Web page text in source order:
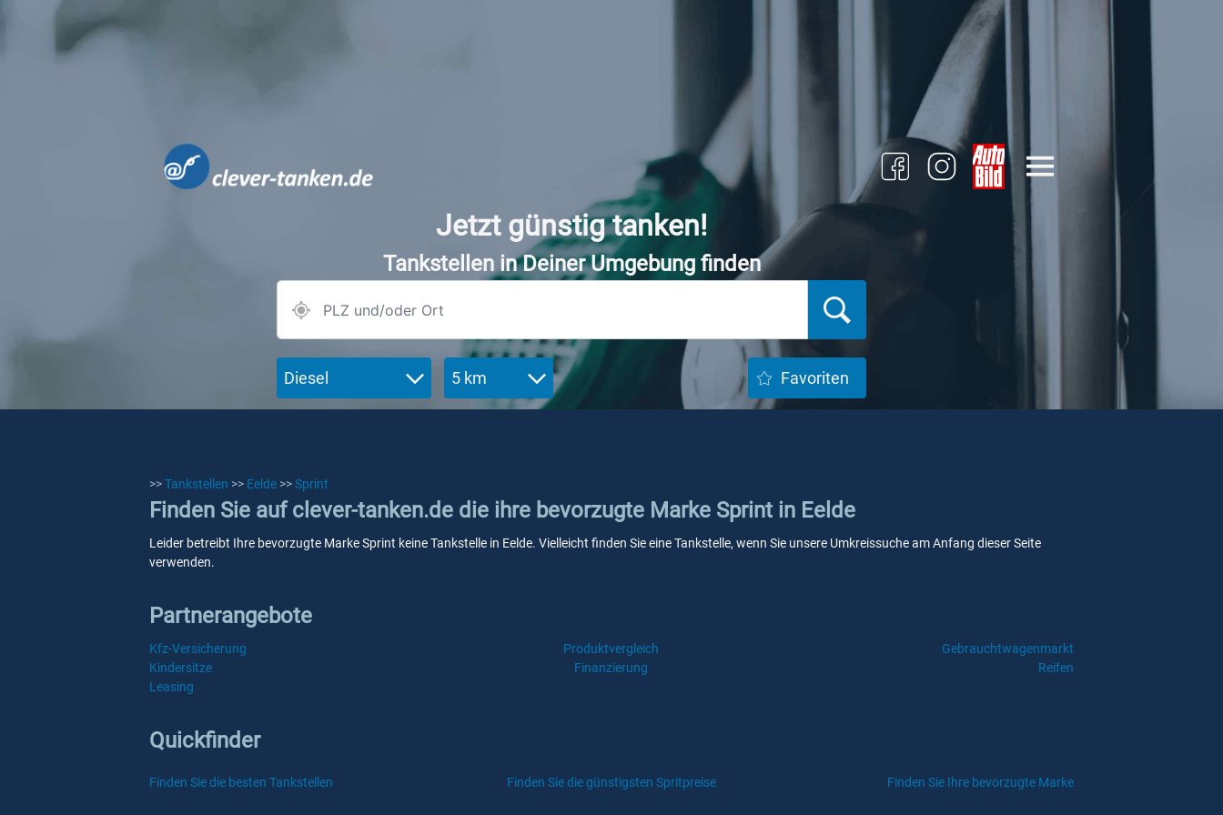
Jetzt günstig tanken!
Tankstellen in Deiner Umgebung finden
Diesel 5 km Favoriten
>>Tankstellen >> Eelde >>Sprint
Finden Sie auf clever-tanken.de die ihre bevorzugte Marke Sprint in Eelde
Leider betreibt Ihre bevorzugte Marke Sprint keine Tankstelle in Eelde. Vielleicht finden Sie eine Tankstelle, wenn Sie unsere Umkreissuche am Anfang dieser Seite
verwenden.
Partnerangebote
Kfz-Versicherung Produktvergleich
Gebrauchtwagenmarkt
Kindersitze
Finanzierung
Reifen
Leasing
Quickfinder
Finden Sie die besten Tankstellen Finden Sie die günstigsten Spritpreise Finden Sie Ihre bevorzugte Marke